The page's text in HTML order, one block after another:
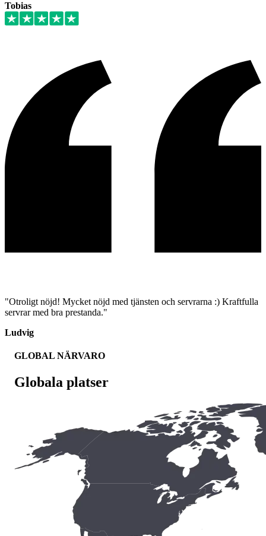
Tobias
"Otroligt nöjd! Mycket nöjd med tjänsten och servrarna :) Kraftfulla
servrar med bra prestanda."
Ludvig
GLOBAL NÄRVARO
Globala platser